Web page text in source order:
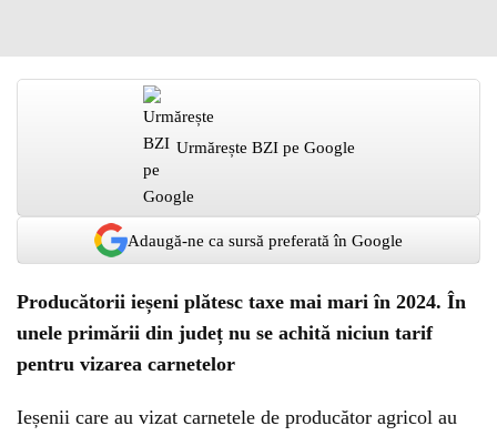
Urmărește BZI pe Google
Adaugă-ne ca sursă preferată în Google
Producătorii ieșeni plătesc taxe mai mari în 2024. În
unele primării din județ nu se achită niciun tarif
pentru vizarea carnetelor
Ieșenii care au vizat carnetele de producător agricol au